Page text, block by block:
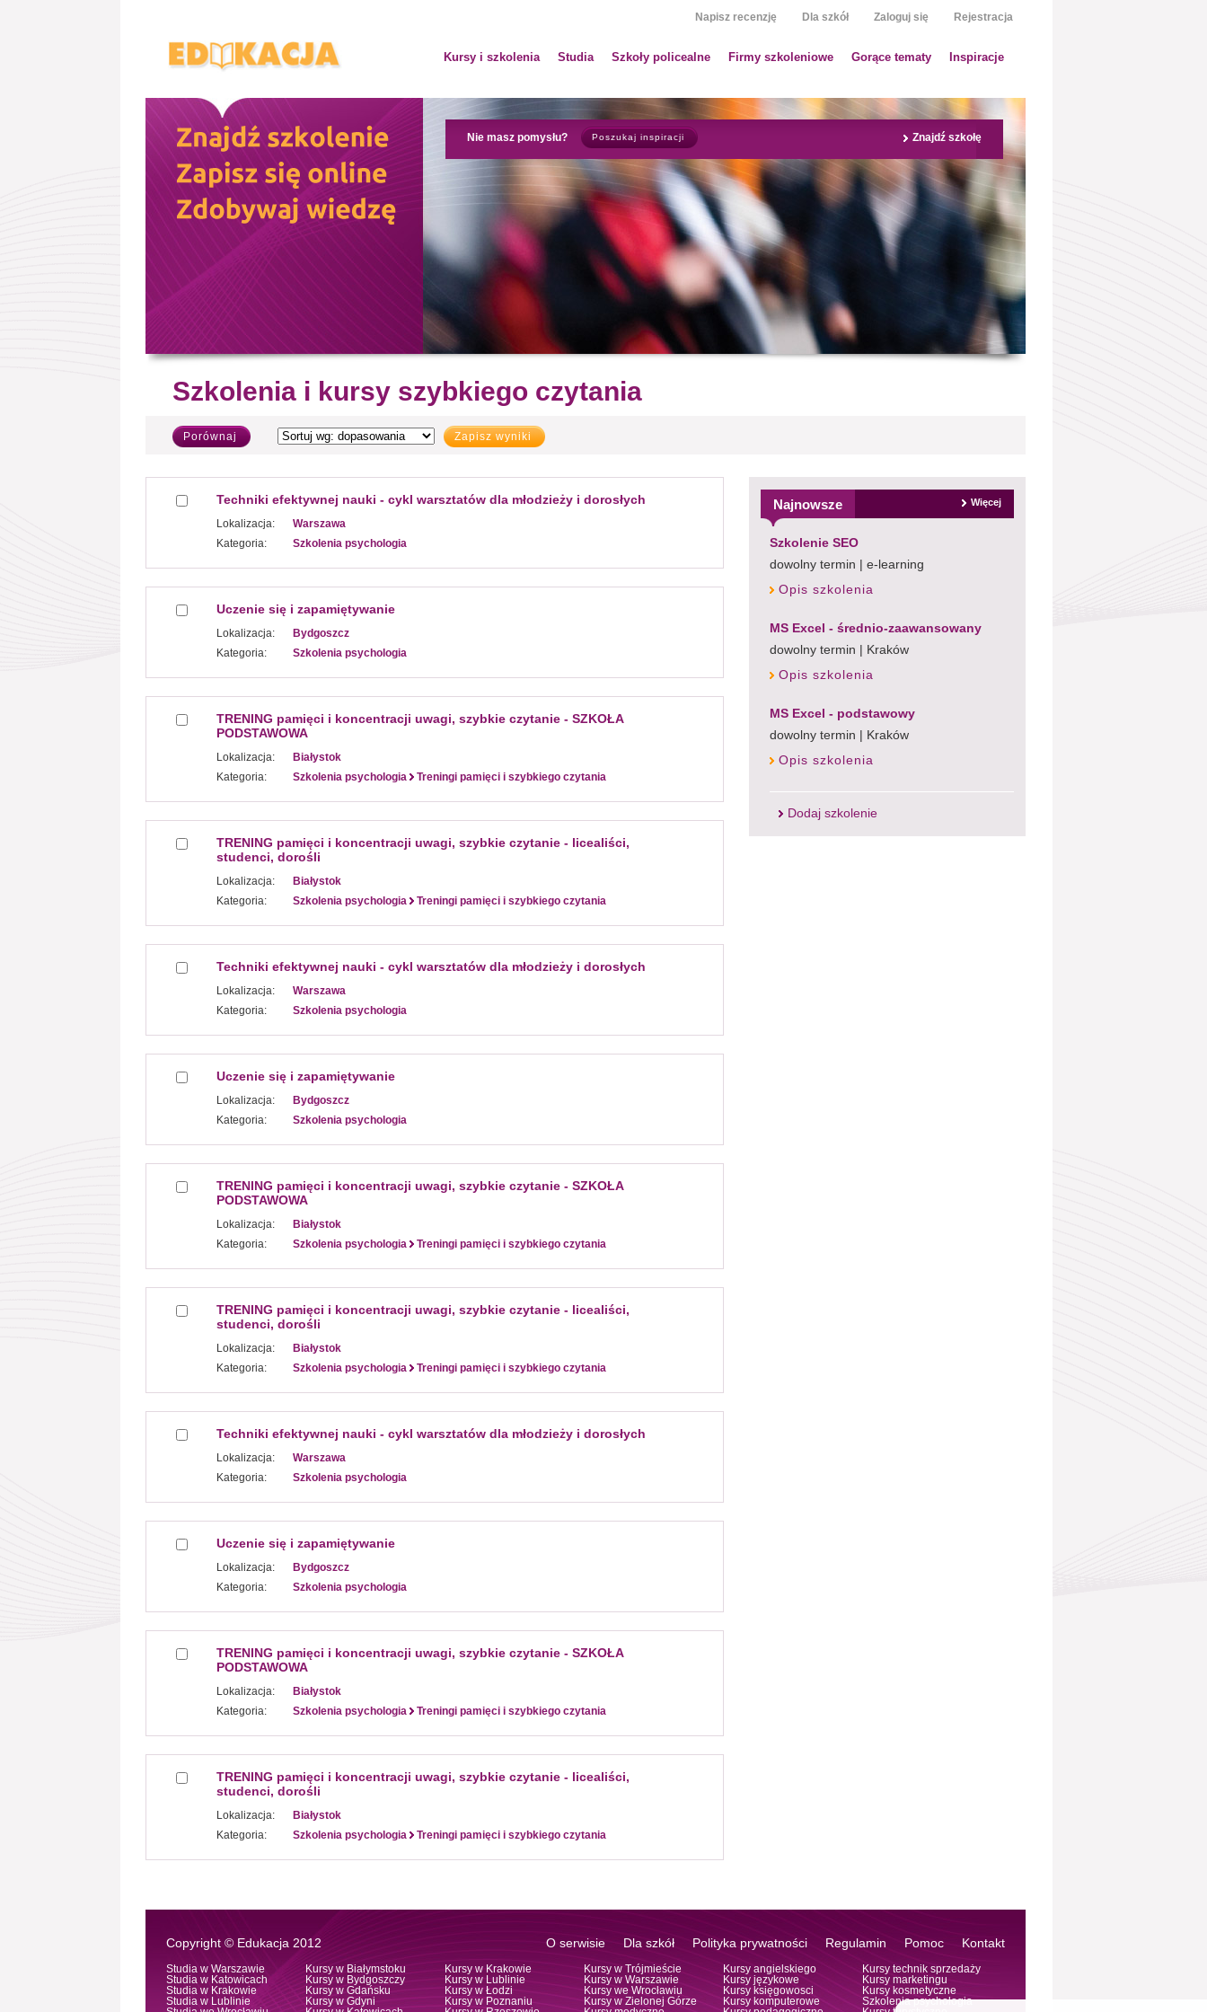
Napisz recenzję Dla szkół Zaloguj się Rejestracja
Kursy i szkolenia Studia Szkoły policealne Firmy szkoleniowe Gorące tematy Inspiracje
Znajdź szkołę
Nie masz pomysłu? Poszukaj inspiracji
Szkolenia i kursy szybkiego czytania
Porównaj Zapisz wyniki
Więcej
Najnowsze
Szkolenie SEO
dowolny termin | e-learning
Opis szkolenia
MS Excel - średnio-zaawansowany
dowolny termin | Kraków
Opis szkolenia
MS Excel - podstawowy
dowolny termin | Kraków
Opis szkolenia
Dodaj szkolenie
Techniki efektywnej nauki - cykl warsztatów dla młodzieży i dorosłych
Lokalizacja:
Warszawa
Kategoria:
Szkolenia psychologia
Uczenie się i zapamiętywanie
Lokalizacja:
Bydgoszcz
Kategoria:
Szkolenia psychologia
TRENING pamięci i koncentracji uwagi, szybkie czytanie - SZKOŁA
PODSTAWOWA
Lokalizacja:
Białystok
Kategoria:
Szkolenia psychologia Treningi pamięci i szybkiego czytania
TRENING pamięci i koncentracji uwagi, szybkie czytanie - licealiści,
studenci, dorośli
Lokalizacja:
Białystok
Kategoria:
Szkolenia psychologia Treningi pamięci i szybkiego czytania
Techniki efektywnej nauki - cykl warsztatów dla młodzieży i dorosłych
Lokalizacja:
Warszawa
Kategoria:
Szkolenia psychologia
Uczenie się i zapamiętywanie
Lokalizacja:
Bydgoszcz
Kategoria:
Szkolenia psychologia
TRENING pamięci i koncentracji uwagi, szybkie czytanie - SZKOŁA
PODSTAWOWA
Lokalizacja:
Białystok
Kategoria:
Szkolenia psychologia Treningi pamięci i szybkiego czytania
TRENING pamięci i koncentracji uwagi, szybkie czytanie - licealiści,
studenci, dorośli
Lokalizacja:
Białystok
Kategoria:
Szkolenia psychologia Treningi pamięci i szybkiego czytania
Techniki efektywnej nauki - cykl warsztatów dla młodzieży i dorosłych
Lokalizacja:
Warszawa
Kategoria:
Szkolenia psychologia
Uczenie się i zapamiętywanie
Lokalizacja:
Bydgoszcz
Kategoria:
Szkolenia psychologia
TRENING pamięci i koncentracji uwagi, szybkie czytanie - SZKOŁA
PODSTAWOWA
Lokalizacja:
Białystok
Kategoria:
Szkolenia psychologia Treningi pamięci i szybkiego czytania
TRENING pamięci i koncentracji uwagi, szybkie czytanie - licealiści,
studenci, dorośli
Lokalizacja:
Białystok
Kategoria:
Szkolenia psychologia Treningi pamięci i szybkiego czytania
O serwisie Dla szkół Polityka prywatności Regulamin Pomoc Kontakt
Copyright © Edukacja 2012
Studia w Warszawie
Studia w Katowicach
Studia w Krakowie
Studia w Lublinie
Kursy w Białymstoku
Kursy w Bydgoszczy
Kursy w Gdańsku
Kursy w Gdyni
Kursy w Krakowie
Kursy w Lublinie
Kursy w Łodzi
Kursy w Poznaniu
Kursy w Trójmieście
Kursy w Warszawie
Kursy we Wrocławiu
Kursy w Zielonej Górze
Kursy angielskiego
Kursy językowe
Kursy księgowosci
Kursy komputerowe
Kursy technik sprzedaży
Kursy marketingu
Kursy kosmetyczne
Szkolenia psychologia